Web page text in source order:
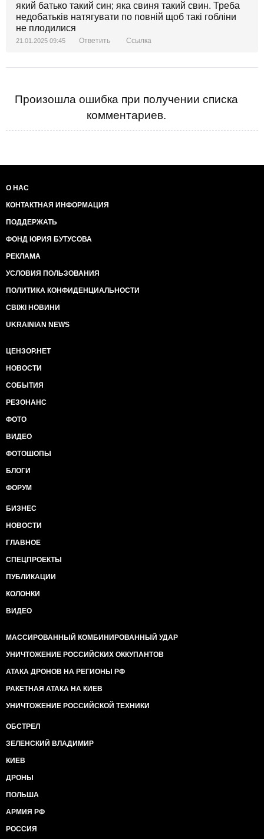
який батько такий син; яка свиня такий свин. Треба
недобатьків натягувати по повній щоб такі гобліни
не плодилися
21.01.2025 09:45 Ответить Ссылка
Произошла ошибка при получении списка
комментариев.
О НАС
КОНТАКТНАЯ ИНФОРМАЦИЯ
ПОДДЕРЖАТЬ
ФОНД ЮРИЯ БУТУСОВА
РЕКЛАМА
УСЛОВИЯ ПОЛЬЗОВАНИЯ
ПОЛИТИКА КОНФИДЕНЦИАЛЬНОСТИ
СВІЖІ НОВИНИ
UKRAINIAN NEWS
ЦЕНЗОР.НЕТ
НОВОСТИ
СОБЫТИЯ
РЕЗОНАНС
ФОТО
ВИДЕО
ФОТОШОПЫ
БЛОГИ
ФОРУМ
БИЗНЕС
НОВОСТИ
ГЛАВНОЕ
СПЕЦПРОЕКТЫ
ПУБЛИКАЦИИ
КОЛОНКИ
ВИДЕО
МАССИРОВАННЫЙ КОМБИНИРОВАННЫЙ УДАР
УНИЧТОЖЕНИЕ РОССИЙСКИХ ОККУПАНТОВ
АТАКА ДРОНОВ НА РЕГИОНЫ РФ
РАКЕТНАЯ АТАКА НА КИЕВ
УНИЧТОЖЕНИЕ РОССИЙСКОЙ ТЕХНИКИ
ОБСТРЕЛ
ЗЕЛЕНСКИЙ ВЛАДИМИР
КИЕВ
ДРОНЫ
ПОЛЬША
АРМИЯ РФ
РОССИЯ